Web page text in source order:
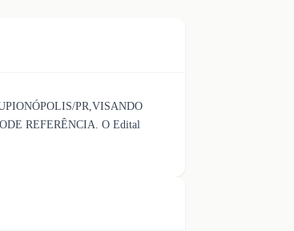
PR,VISANDO
REFERÊNCIA. O Edital